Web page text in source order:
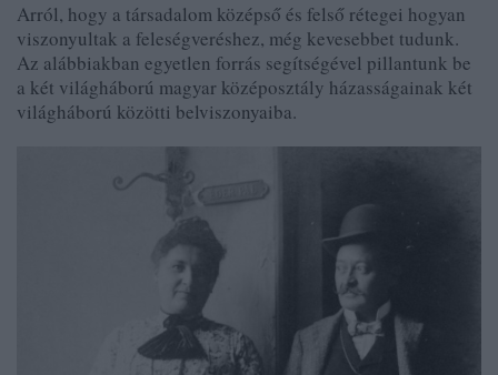
Arról, hogy a társadalom középső és felső rétegei hogyan
viszonyultak a feleségveréshez, még kevesebbet tudunk.
Az alábbiakban egyetlen forrás segítségével pillantunk be
a két világháború magyar középosztály házasságainak két
világháború közötti belviszonyaiba.